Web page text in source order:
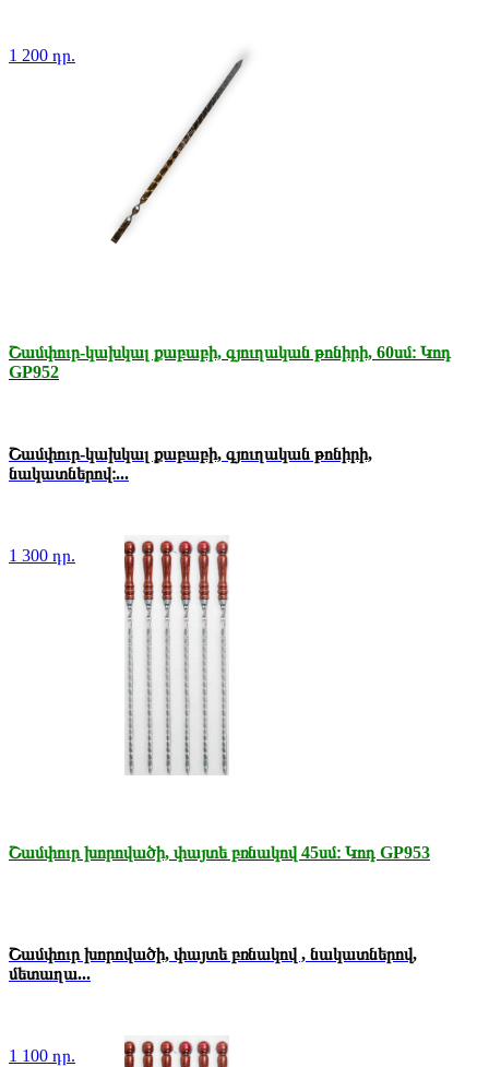
1 200 դր.
Շամփուր-կախկալ քաբաբի, գյուղական թոնիրի, 60սմ։ Կոդ
GP952
Շամփուր-կախկալ քաբաբի, գյուղական թոնիրի,
նակատներով։...
1 300 դր.
Շամփուր խորովածի, փայտե բռնակով 45սմ։ Կոդ GP953
Շամփուր խորովածի, փայտե բռնակով , նակատներով,
մետաղա...
1 100 դր.